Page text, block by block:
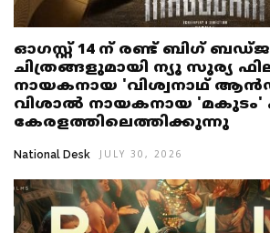
ഓഗസ്റ്റ് 14 ന് രണ്ട് ബിഗ്
ചിത്രങ്ങളുമായി ന്യൂ സൂര്യ
നായകനായ 'വിശ്വനാഥ്
വിശാൽ നായകനായ 'മകുടം'
കേരളത്തിലെത്തിക്കുന്നു
National Desk JULY 30, 2026